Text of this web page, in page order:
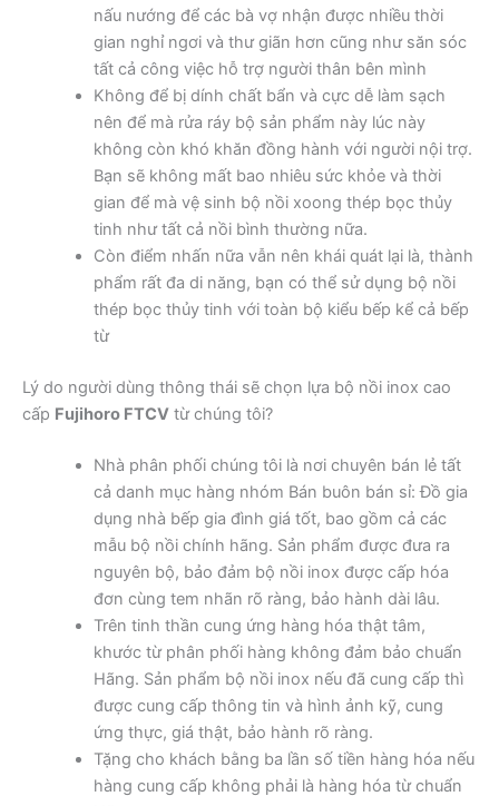
nấu nướng để các bà vợ nhận được nhiều thời
gian nghỉ ngơi và thư giãn hơn cũng như săn sóc
tất cả công việc hỗ trợ người thân bên mình
Không để bị dính chất bẩn và cực dễ làm sạch
nên để mà rửa ráy bộ sản phẩm này lúc này
không còn khó khăn đồng hành với người nội trợ.
Bạn sẽ không mất bao nhiêu sức khỏe và thời
gian để mà vệ sinh bộ nồi xoong thép bọc thủy
tinh như tất cả nồi bình thường nữa.
Còn điểm nhấn nữa vẫn nên khái quát lại là, thành
phẩm rất đa di năng, bạn có thể sử dụng bộ nồi
thép bọc thủy tinh với toàn bộ kiểu bếp kể cả bếp
từ
Lý do người dùng thông thái sẽ chọn lựa bộ nồi inox cao
cấp Fujihoro FTCV từ chúng tôi?
Nhà phân phối chúng tôi là nơi chuyên bán lẻ tất
cả danh mục hàng nhóm Bán buôn bán sỉ: Đồ gia
dụng nhà bếp gia đình giá tốt, bao gồm cả các
mẫu bộ nồi chính hãng. Sản phẩm được đưa ra
nguyên bộ, bảo đảm bộ nồi inox được cấp hóa
đơn cùng tem nhãn rõ ràng, bảo hành dài lâu.
Trên tinh thần cung ứng hàng hóa thật tâm,
khước từ phân phối hàng không đảm bảo chuẩn
Hãng. Sản phẩm bộ nồi inox nếu đã cung cấp thì
được cung cấp thông tin và hình ảnh kỹ, cung
ứng thực, giá thật, bảo hành rõ ràng.
Tặng cho khách bằng ba lần số tiền hàng hóa nếu
hàng cung cấp không phải là hàng hóa từ chuẩn